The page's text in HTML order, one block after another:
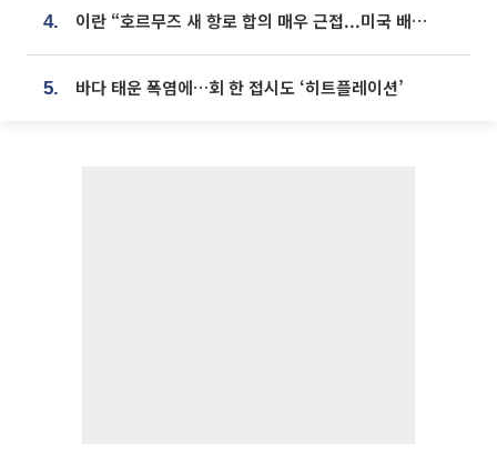
4. 이란 “호르무즈 새 항로 합의 매우 근접...미국 배상 먼저”
5. 바다 태운 폭염에…회 한 접시도 ‘히트플레이션’